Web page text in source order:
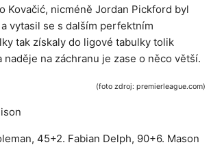
Kovačić, nicméně Jordan Pickford byl
vytasil se s dalším perfektním
tak získaly do ligové tabulky tolik
na záchranu je zase o něco větší.
(foto zdroj: premierleague.com)
45+2. Fabian Delph, 90+6. Mason